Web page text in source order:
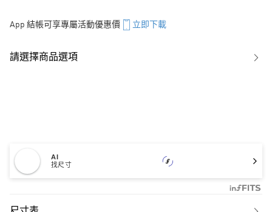
App 結帳可享專屬活動優惠價 立即下載
請選擇商品選項
AI
找尺寸